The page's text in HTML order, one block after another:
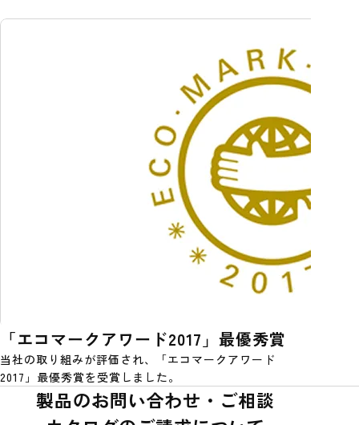
「エコマークアワード2017」最優秀賞
当社の取り組みが評価され、「エコマークアワード
2017」最優秀賞を受賞しました。
製品のお問い合わせ・ご相談